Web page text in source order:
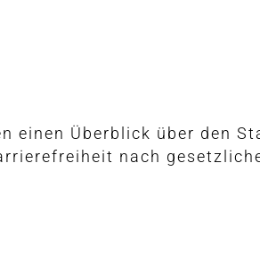
Überblick über den
nach